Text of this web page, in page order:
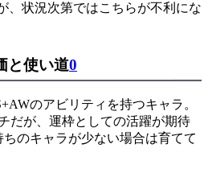
、状況次第ではこちらが不利にな
と使い道0
のアビリティを持つキャラ。
だが、運枠としての活躍が期待
のキャラが少ない場合は育てて